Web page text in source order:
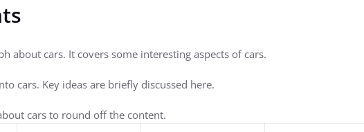
about cars. It covers some interesting aspects of cars.
cars. Key ideas are briefly discussed here.
cars to round off the content.